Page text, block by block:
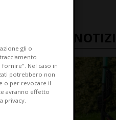
ULTIME
gli o
Nel caso in
potrebbero non
o per revocare il
avranno effetto
privacy.